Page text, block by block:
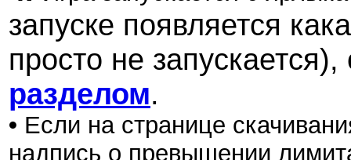
запуске появляется
просто не
разделом.
• Если на странице
надпись о превышении